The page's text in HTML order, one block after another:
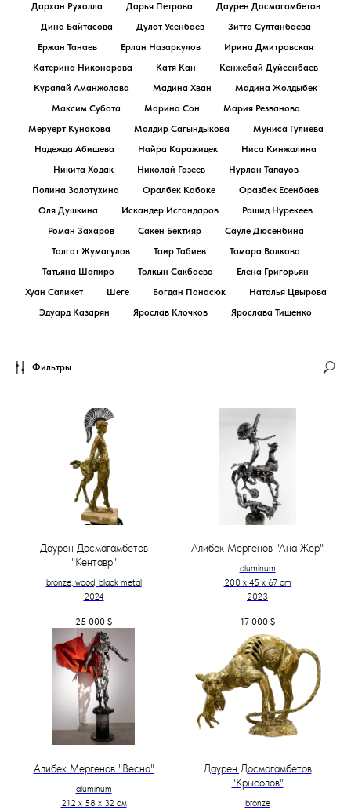
Дархан Рухолла
Дарья Петрова
Даурен Досмагамбетов
Дина Байтасова
Дулат Усенбаев
Зитта Султанбаева
Ержан Танаев
Ерлан Назаркулов
Ирина Дмитровская
Катерина Никонорова
Катя Кан
Кенжебай Дуйсенбаев
Куралай Аманжолова
Мадина Хван
Мадина Жолдыбек
Максим Субота
Марина Сон
Мария Резванова
Меруерт Кунакова
Молдир Сагындыкова
Муниса Гулиева
Надежда Абишева
Найра Каражидек
Ниса Кинжалина
Никита Ходак
Николай Газеев
Нурлан Тапауов
Полина Золотухина
Оралбек Кабоке
Оразбек Есенбаев
Оля Душкина
Искандер Исгандаров
Рашид Нурекеев
Роман Захаров
Сакен Бектияр
Сауле Дюсенбина
Талгат Жумагулов
Таир Табиев
Тамара Волкова
Татьяна Шапиро
Толкын Сакбаева
Елена Григорьян
Хуан Саликет
Шеге Богдан Панасюк
Наталья Цвырова
Эдуард Казарян
Ярослав Клочков Ярослава Тищенко
Фильтры
Даурен Досмагамбетов
"Кентавр"
bronze, wood, black metal
2024
25 000 $
Алибек Мергенов "Ана Жер"
aluminum
200 х 45 х 67 cm
2023
17 000 $
Алибек Мергенов "Весна"
aluminum
212 х 58 х 32 см
Даурен Досмагамбетов
"Крысолов"
bronze